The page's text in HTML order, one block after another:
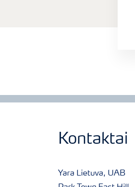
Kontaktai
Yara Lietuva, UAB